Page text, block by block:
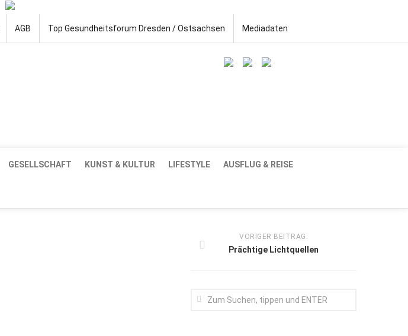
AGB Top Gesundheitsforum Dresden / Ostsachsen Mediadaten
GESELLSCHAFT KUNST & KULTUR LIFESTYLE AUSFLUG & REISE
VORIGER BEITRAG:
Prächtige Lichtquellen